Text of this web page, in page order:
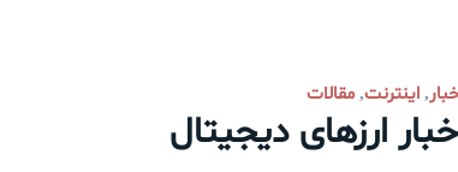
, اینترنت,مقالات
ارزهای دیجیتال